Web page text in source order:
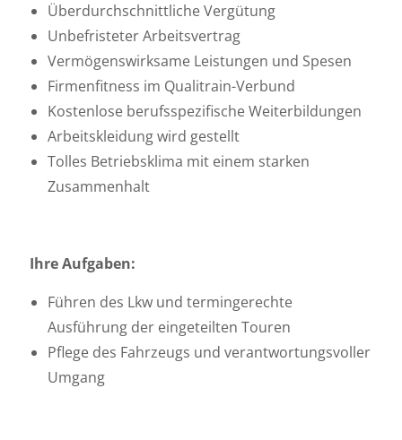
Überdurchschnittliche Vergütung
Unbefristeter Arbeitsvertrag
Vermögenswirksame Leistungen und Spesen
Firmenfitness im Qualitrain-Verbund
Kostenlose berufsspezifische Weiterbildungen
Arbeitskleidung wird gestellt
Tolles Betriebsklima mit einem starken
Zusammenhalt
Ihre Aufgaben:
Führen des Lkw und termingerechte
Ausführung der eingeteilten Touren
Pflege des Fahrzeugs und verantwortungsvoller
Umgang